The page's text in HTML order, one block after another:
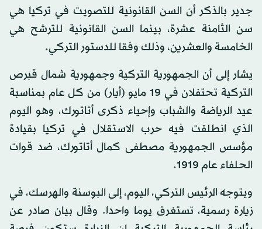
جدير بالذكر أن السن القانونية للتصويت في تركيا هي
سن الثامنة عشرة، بينما السن القانونية للترشح هي
الخامسة والعشرين، وذلك وفقا للدستور التركي.
يشار إلى أن الجمهورية التركية وجمهورية شمال قبرص
التركية تحتفلان في 19 مايو (أيار) من كل عام بمناسبة
عيد الرياضة والشباب وإحياء ذكرى أتاتورك، وهو اليوم
الذي انطلقت فيه حرب الاستقلال في تركيا بقيادة
مؤسس الجمهورية مصطفى كمال أتاتورك، ضد قوات
الحلفاء عام 1919.
ويتوجه الرئيس التركي، اليوم، إلى البوسنة والهرسك، في
زيارة رسمية، تستغرق يوما واحدا. وقال بيان صادر عن